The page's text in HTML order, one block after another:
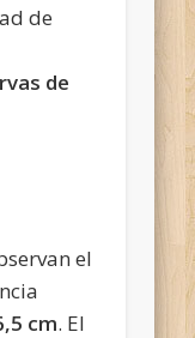
de
de
el
cm. El